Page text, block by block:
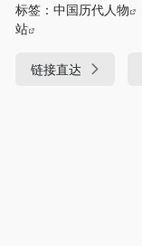
标签： 中国历代人物
站
链接直达